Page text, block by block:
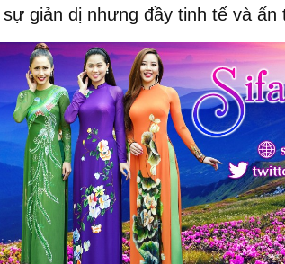
sự giản dị nhưng đầy tinh tế và ấn